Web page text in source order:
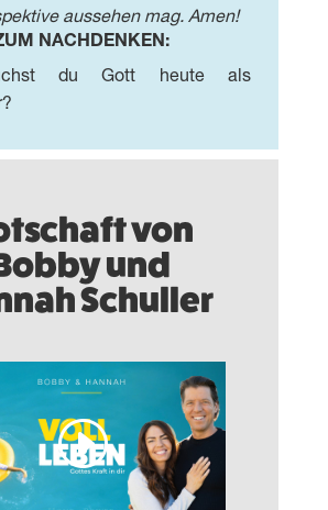
aussehen mag. Amen!
NACHDENKEN:
du Gott heute als
von
und
Schuller